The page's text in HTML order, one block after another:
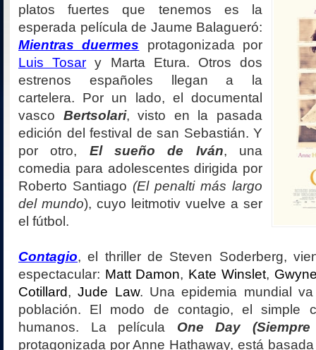
platos fuertes que tenemos es la
esperada película de Jaume Balagueró:
Mientras duermes protagonizada por
Luis Tosar y Marta Etura. Otros dos
estrenos españoles llegan a la
cartelera. Por un lado, el documental
vasco Bertsolari, visto en la pasada
edición del festival de san Sebastián. Y
por otro, El sueño de Iván, una
comedia para adolescentes dirigida por
Roberto Santiago (El penalti más largo
del mundo), cuyo leitmotiv vuelve a ser
el fútbol.
Contagio, el thriller de Steven Soderberg,
espectacular: Matt Damon, Kate Winslet,
Cotillard, Jude Law. Una epidemia mundial
población. El modo de contagio, el simple
humanos. La película One Day
protagonizada por Anne Hathaway, está